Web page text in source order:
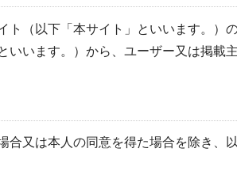
（以下「本サイト」といいます。
います。）から、ユーザー又は掲載
又は本人の同意を得た場合を除き、